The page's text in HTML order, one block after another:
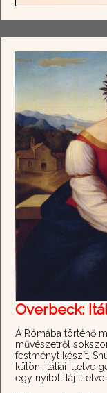
Overbeck:
A Rómába történő
művészetről
festményt készít,
külön, itáliai illetve
egy nyitott táj